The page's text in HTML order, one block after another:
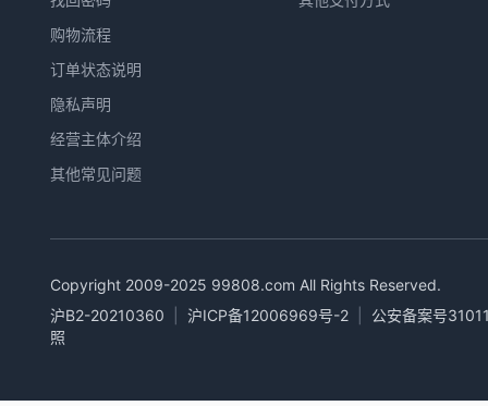
购物流程
订单状态说明
隐私声明
经营主体介绍
其他常见问题
Copyright 2009-2025 99808.com All Rights Reserved.
沪B2-20210360
沪ICP备12006969号-2
公安备案号
照